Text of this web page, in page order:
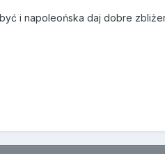
i napoleońska daj dobre